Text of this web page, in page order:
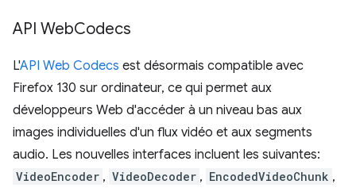
API WebCodecs
L'API Web Codecs est désormais compatible avec
Firefox 130 sur ordinateur, ce qui permet aux
développeurs Web d'accéder à un niveau bas aux
images individuelles d'un flux vidéo et aux segments
audio. Les nouvelles interfaces incluent les suivantes:
VideoEncoder , VideoDecoder , EncodedVideoChunk ,